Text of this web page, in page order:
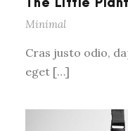
The Little Plant
Minimal
Cras justo odio,
eget […]